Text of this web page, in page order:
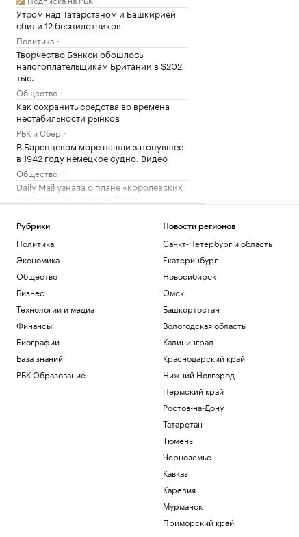
Утром над Татарстаном и Башкирией
сбили 12 беспилотников
Политика
Творчество Бэнкси обошлось
налогоплательщикам Британии в $202
тыс.
Общество
Как сохранить средства во времена
нестабильности рынков
РБК и Сбер
В Баренцевом море нашли затонувшее
в 1942 году немецкое судно. Видео
Общество
Daily Mail узнала о плане «королевских
похорон» экс-принца Эндрю
Эксперт «Альфа-Денег» рассказала,
стоит ли брать кредит на отпуск
В Ростовской области реализуют 11
проектов КРТ
Ростов-на-Дону
Миллиардеры скупают и строят
бункеры. Чего они боятся и куда хотят
бежать
Подписка на РБК
В Иране впервые за пять месяцев
показали кадры с Моджтабой Хаменеи.
Как облигационный долг помог решить
Рубрики
Политика
Экономика
Общество
Бизнес
Технологии и медиа
Финансы
Биографии
База знаний
РБК Образование
Новости регионов
Санкт-Петербург и область
Екатеринбург
Новосибирск
Омск
Башкортостан
Вологодская область
Калининград
Краснодарский край
Нижний Новгород
Пермский край
Ростов-на-Дону
Татарстан
Тюмень
Черноземье
Кавказ
Карелия
Мурманск
Приморский край